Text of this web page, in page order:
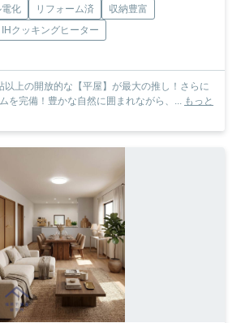
電化 リフォーム済
収納豊富
IHクッキングヒーター
以上の開放的な【平屋】が最大の推し！さらに
を完備！豊かな自然に囲まれながら、...
もっと